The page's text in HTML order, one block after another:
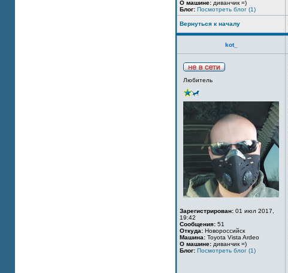
О машине: диванчик =)
Блог: Посмотреть блог (1)
Вернуться к началу
kot_
Любитель
Зарегистрирован: 01 июл 2017,
19:42
Сообщения: 51
Откуда: Новороссийск
Машина: Toyota Vista Ardeo
О машине: диванчик =)
Блог: Посмотреть блог (1)